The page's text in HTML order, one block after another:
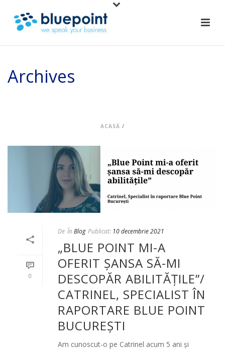
Archives
ACASĂ /
0
De În Blog Publicat: 10 decembrie 2021
„BLUE POINT MI-A
OFERIT ȘANSA SĂ-MI
DESCOPĂR ABILITĂȚILE”/
CATRINEL, SPECIALIST ÎN
RAPORTARE BLUE POINT
BUCUREȘTI
Am cunoscut-o pe Catrinel acum 5 ani și